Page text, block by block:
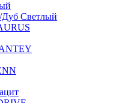
Дуб Светлый